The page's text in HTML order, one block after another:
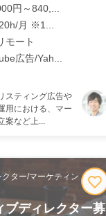
円～840,...
月 ※1...
モート
広告/Yah...
スティング広告や
用における、マー
案など上...
クター/マーケティン
ブディレクター募